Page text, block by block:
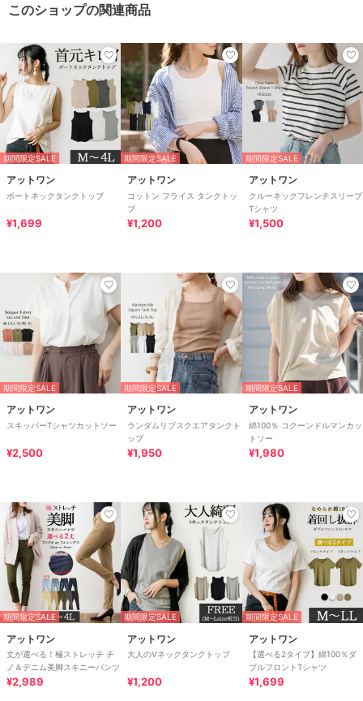
このショップの関連商品
期間限定SALE
アットワン
ボートネックタンクトップ
¥1,699
期間限定SALE
アットワン
コットン フライス タンクトッ
プ
¥1,200
期間限定SALE
アットワン
クルーネックフレンチスリーブ
Tシャツ
¥1,500
期間限定SALE
アットワン
スキッパーTシャツカットソー
¥2,500
期間限定SALE
アットワン
ランダムリブスクエアタンクト
ップ
¥1,950
期間限定SALE
アットワン
綿100％ コクーンドルマンカッ
トソー
¥1,980
期間限定SALE
アットワン
丈が選べる！極ストレッチ チ
ノ＆デニム美脚スキニーパンツ
¥2,989
期間限定SALE
アットワン
大人のVネックタンクトップ
¥1,200
期間限定SALE
アットワン
【選べる2タイプ】綿100％ダ
ブルフロントTシャツ
¥1,699